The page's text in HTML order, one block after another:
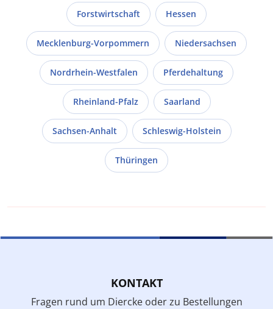
Forstwirtschaft Hessen
Mecklenburg-Vorpommern Niedersachsen
Nordrhein-Westfalen Pferdehaltung
Rheinland-Pfalz Saarland
Sachsen-Anhalt Schleswig-Holstein
Thüringen
KONTAKT
Fragen rund um Diercke oder zu Bestellungen